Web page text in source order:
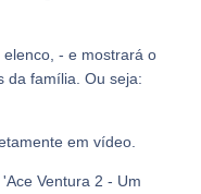
- e mostrará o
da família. Ou seja:
em vídeo.
Ventura 2 - Um